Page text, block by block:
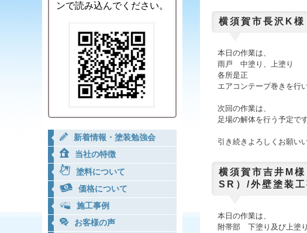
横須賀市長沢K
本日 の作業は、
雨戸 中塗り、上塗り
各所是正
エアコンテープ巻きを行
次回の作業は、
足場の解体を行う予定です
引き続きよろしくお願い
横須賀市吉井M
SR）/外壁塗装
本日 の作業は、
附帯部 下塗り及び上塗り
ンで読み込んでください。
新着情報・塗装勉強会
当社の特徴
塗料について
価格について
施工事例
お客様の声